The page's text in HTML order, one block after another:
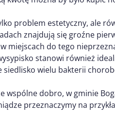
problem estetyczny, ale
znajdują się groźne
miejscach do tego
stanowi również
siedlisko wielu bakterii
wspólne dobro, w gminie
przeznaczymy na